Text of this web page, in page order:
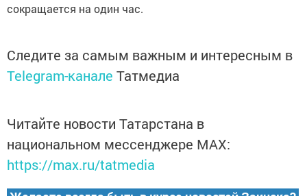
сокращается на один час.
Следите за самым важным и интересным в
Telegram-канале Татмедиа
Читайте новости Татарстана в
национальном мессенджере MАХ:
https://max.ru/tatmedia